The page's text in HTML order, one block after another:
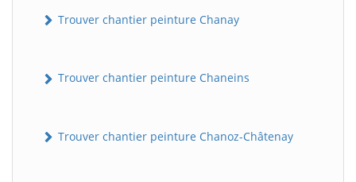
Trouver chantier peinture Chanay
Trouver chantier peinture Chaneins
Trouver chantier peinture Chanoz-Châtenay